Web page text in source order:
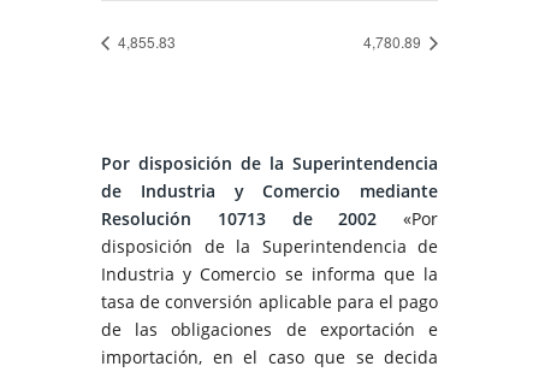
4,855.83 4,780.89
Por disposición de la Superintendencia
de Industria y Comercio mediante
Resolución 10713 de 2002 «Por
disposición de la Superintendencia de
Industria y Comercio se informa que la
tasa de conversión aplicable para el pago
de las obligaciones de exportación e
importación, en el caso que se decida